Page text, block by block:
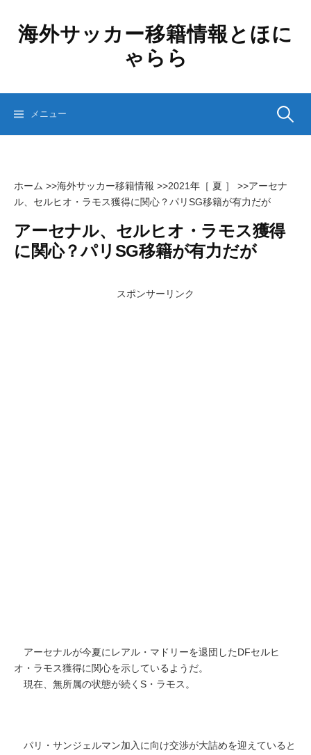
ッ
海外サッカー移籍情報とほに
ゃらら
メニュー 検
ホーム >>海外サッカー移籍情報 >>2021年［ 夏 ］ >>アーセナ
ル、セルヒオ・ラモス獲得に関心？パリSG移籍が有力だが
アーセナル、セルヒオ・ラモス獲得
に関心？パリSG移籍が有力だが
スポンサーリンク
アーセナルが今夏にレアル・マドリーを退団したDFセルヒ
オ・ラモス獲得に関心を示しているようだ。
現在、無所属の状態が続くS・ラモス。
パリ・サンジェルマン加入に向け交渉が大詰めを迎えていると